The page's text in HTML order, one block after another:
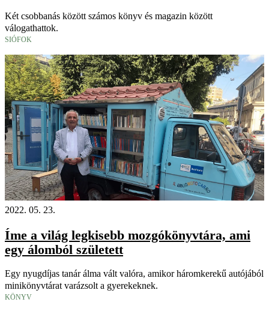
Két csobbanás között számos könyv és magazin között
válogathattok.
SIÓFOK
2022. 05. 23.
Íme a világ legkisebb mozgókönyvtára, ami
egy álomból született
Egy nyugdíjas tanár álma vált valóra, amikor háromkerekű autójából
minikönyvtárat varázsolt a gyerekeknek.
KÖNYV